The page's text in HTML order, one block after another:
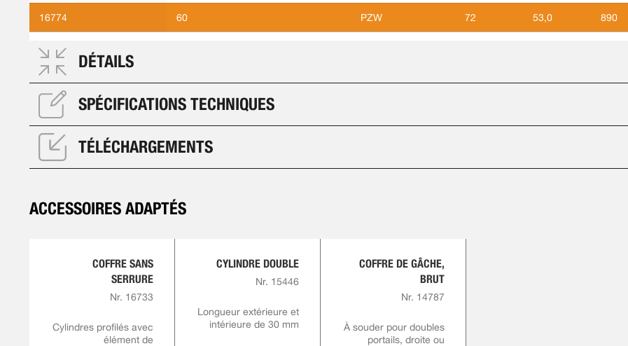
16774 60 PZW 72 53,0 890
DÉTAILS
SPÉCIFICATIONS TECHNIQUES
TÉLÉCHARGEMENTS
ACCESSOIRES ADAPTÉS
COFFRE SANS
SERRURE
Nr. 16733
Cylindres profilés avec
élément de
CYLINDRE DOUBLE
Nr. 15446
Longueur extérieure et
intérieure de 30 mm
COFFRE DE GÂCHE,
BRUT
Nr. 14787
À souder pour doubles
portails, droite ou